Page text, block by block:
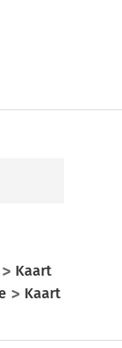
Kaart
Kaart